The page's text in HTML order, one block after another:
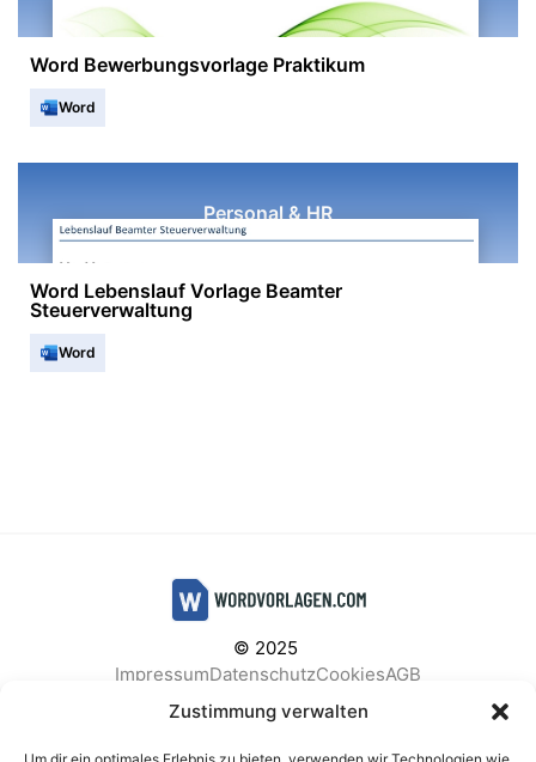
Zustimmung verwalten
Word Bewerbungsvorlage Praktikum
Word
Personal & HR
Word Lebenslauf Vorlage Beamter
Steuerverwaltung
Word
© 2025
ImpressumDatenschutzCookiesAGB
Facebook
Instagram